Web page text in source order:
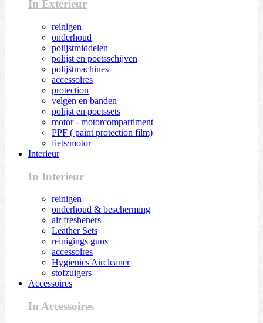
In Exterieur
reinigen
onderhoud
polijstmiddelen
polijst en poetsschijven
polijstmachines
accessoires
protection
velgen en banden
polijst en poetssets
motor - motorcompartiment
PPF ( paint protection film)
fiets/motor
Interieur
In Interieur
reinigen
onderhoud & bescherming
air fresheners
Leather Sets
reinigings guns
accessoires
Hygienics Aircleaner
stofzuigers
Accessoires
In Accessoires